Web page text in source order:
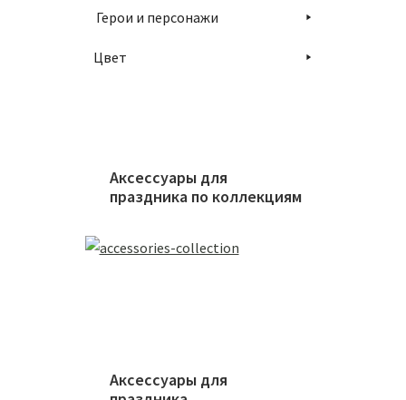
Герои и персонажи
Цвет
Аксессуары для
праздника по коллекциям
Аксессуары для